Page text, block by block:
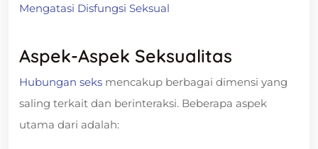
Mengatasi Disfungsi Seksual
Aspek-Aspek Seksualitas
Hubungan seks mencakup berbagai dimensi yang
saling terkait dan berinteraksi. Beberapa aspek
utama dari adalah: